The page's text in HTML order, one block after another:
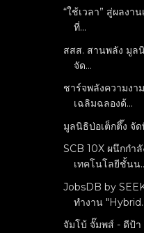
“ใช้เวลา” สู่ผลงา
ที่...
สสส. สานพลัง มูล
จัด...
ชาร์จพลังความงา
เฉลิมฉลองด้...
มูลนิธิป่อเต็กตึ๊ง จั
SCB 10X ผนึกกำ
เทคโนโลยีชั้นน
JobsDB by
ทำงาน
จัมโบ้ จั๊มพส์ - ดีป้